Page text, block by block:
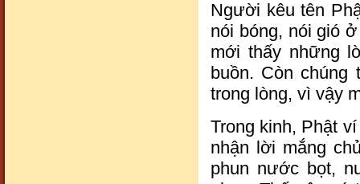
Người kêu tên
nói bóng, nói gió
mới thấy những
buồn. Còn
trong lòng, vì vậy
Trong kinh, Phật
nhận lời mắng
phun nước bọt,